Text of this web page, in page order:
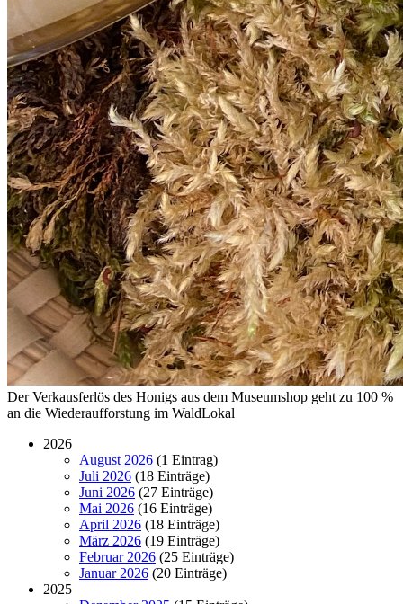
Der Verkausferlös des Honigs aus dem Museumshop geht zu 100 %
an die Wiederaufforstung im WaldLokal
2026
August 2026 (1 Eintrag)
Juli 2026 (18 Einträge)
Juni 2026 (27 Einträge)
Mai 2026 (16 Einträge)
April 2026 (18 Einträge)
März 2026 (19 Einträge)
Februar 2026 (25 Einträge)
Januar 2026 (20 Einträge)
2025